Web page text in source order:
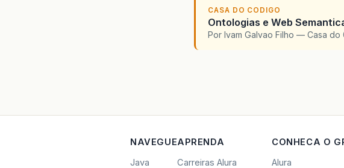
CASA DO CODIGO
Ontologias e Web
Por Ivam Galvao Filho — Casa do
NAVEGUE
Java
APRENDA
Carreiras Alura
CONHECA O
Alura